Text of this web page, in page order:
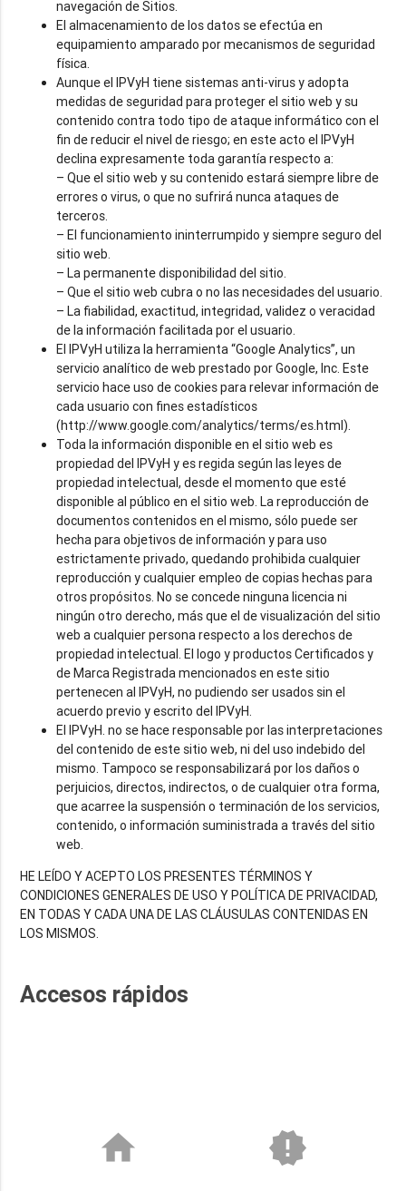
navegación de Sitios.
El almacenamiento de los datos se efectúa en
equipamiento amparado por mecanismos de seguridad
física.
Aunque el IPVyH tiene sistemas anti-virus y adopta
medidas de seguridad para proteger el sitio web y su
contenido contra todo tipo de ataque informático con el
fin de reducir el nivel de riesgo; en este acto el IPVyH
declina expresamente toda garantía respecto a:
– Que el sitio web y su contenido estará siempre libre de
errores o virus, o que no sufrirá nunca ataques de
terceros.
– El funcionamiento ininterrumpido y siempre seguro del
sitio web.
– La permanente disponibilidad del sitio.
– Que el sitio web cubra o no las necesidades del usuario.
– La fiabilidad, exactitud, integridad, validez o veracidad
de la información facilitada por el usuario.
El IPVyH utiliza la herramienta “Google Analytics”, un
servicio analítico de web prestado por Google, Inc. Este
servicio hace uso de cookies para relevar información de
cada usuario con fines estadísticos
(http://www.google.com/analytics/terms/es.html).
Toda la información disponible en el sitio web es
propiedad del IPVyH y es regida según las leyes de
propiedad intelectual, desde el momento que esté
disponible al público en el sitio web. La reproducción de
documentos contenidos en el mismo, sólo puede ser
hecha para objetivos de información y para uso
estrictamente privado, quedando prohibida cualquier
reproducción y cualquier empleo de copias hechas para
otros propósitos. No se concede ninguna licencia ni
ningún otro derecho, más que el de visualización del sitio
web a cualquier persona respecto a los derechos de
propiedad intelectual. El logo y productos Certificados y
de Marca Registrada mencionados en este sitio
pertenecen al IPVyH, no pudiendo ser usados sin el
acuerdo previo y escrito del IPVyH.
El IPVyH. no se hace responsable por las interpretaciones
del contenido de este sitio web, ni del uso indebido del
mismo. Tampoco se responsabilizará por los daños o
perjuicios, directos, indirectos, o de cualquier otra forma,
que acarree la suspensión o terminación de los servicios,
contenido, o información suministrada a través del sitio
web.
HE LEÍDO Y ACEPTO LOS PRESENTES TÉRMINOS Y
CONDICIONES GENERALES DE USO Y POLÍTICA DE PRIVACIDAD,
EN TODAS Y CADA UNA DE LAS CLÁUSULAS CONTENIDAS EN
LOS MISMOS.
Accesos rápidos
home new_releases